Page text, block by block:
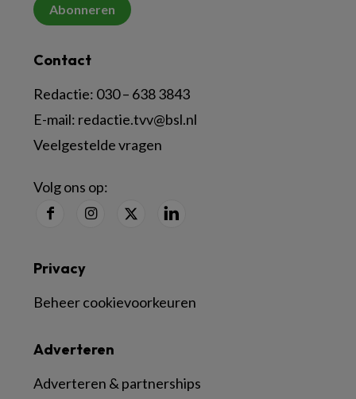
Abonneren
Contact
Redactie: 030 – 638 3843
E-mail: redactie.tvv@bsl.nl
Veelgestelde vragen
Volg ons op:
Adverteren
Adverteren & partnerships
Privacy
Beheer cookievoorkeuren